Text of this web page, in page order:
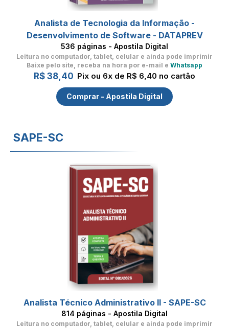
Analista de Tecnologia da Informação -
Desenvolvimento de Software - DATAPREV
536 páginas - Apostila Digital
Leitura no computador, tablet, celular e ainda pode imprimir
Baixe pelo site, receba na hora por e-mail e Whatsapp
R$ 38,40 Pix ou 6x de R$ 6,40 no cartão
Comprar - Apostila Digital
SAPE-SC
Analista Técnico Administrativo II - SAPE-SC
814 páginas - Apostila Digital
Leitura no computador, tablet, celular e ainda pode imprimir